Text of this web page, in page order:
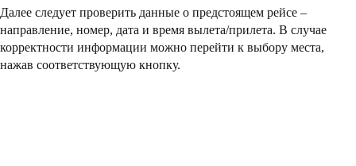
Далее следует проверить данные о предстоящем рейсе –
направление, номер, дата и время вылета/прилета. В случае
корректности информации можно перейти к выбору места,
нажав соответствующую кнопку.